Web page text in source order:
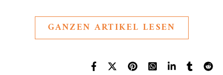
GANZEN ARTIKEL LESEN